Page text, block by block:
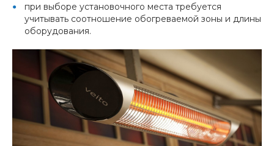
при выборе установочного места требуется
учитывать соотношение обогреваемой зоны и длины
оборудования.